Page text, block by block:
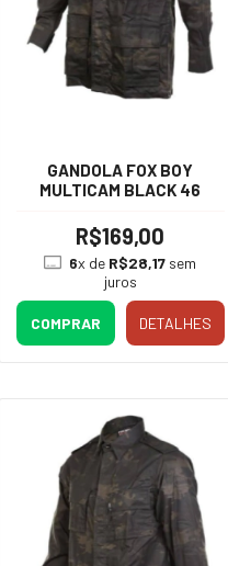
GANDOLA FOX BOY
MULTICAM BLACK 46
R$169,00
6x de R$28,17 sem
juros
COMPRAR DETALHES